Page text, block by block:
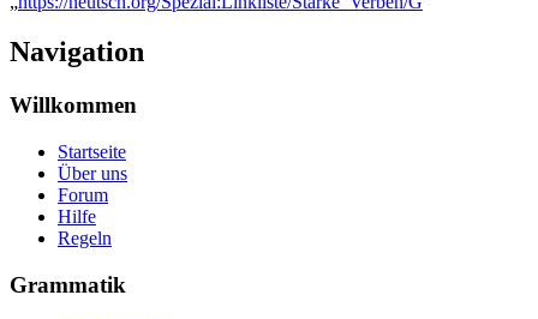
Navigation
Willkommen
Startseite
Über uns
Forum
Hilfe
Regeln
Grammatik